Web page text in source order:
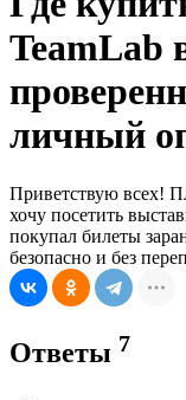
TeamLab
личный
Приветствую всех!
хочу посетить
покупал билеты
безопасно и без
Ответы 7